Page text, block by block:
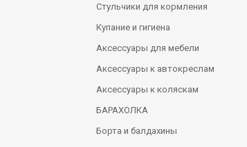
Стульчики для кормления
Купание и гигиена
Аксессуары для мебели
Аксессуары к автокреслам
Аксессуары к коляскам
БАРАХОЛКА
Борта и балдахины